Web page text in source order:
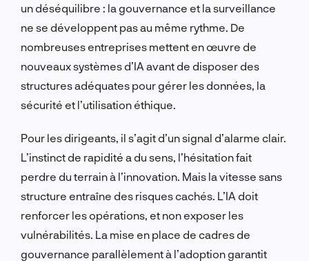
un déséquilibre : la gouvernance et la surveillance
ne se développent pas au même rythme. De
nombreuses entreprises mettent en œuvre de
nouveaux systèmes d’IA avant de disposer des
structures adéquates pour gérer les données, la
sécurité et l’utilisation éthique.
Pour les dirigeants, il s’agit d’un signal d’alarme clair.
L’instinct de rapidité a du sens, l’hésitation fait
perdre du terrain à l’innovation. Mais la vitesse sans
structure entraîne des risques cachés. L’IA doit
renforcer les opérations, et non exposer les
vulnérabilités. La mise en place de cadres de
gouvernance parallèlement à l’adoption garantit